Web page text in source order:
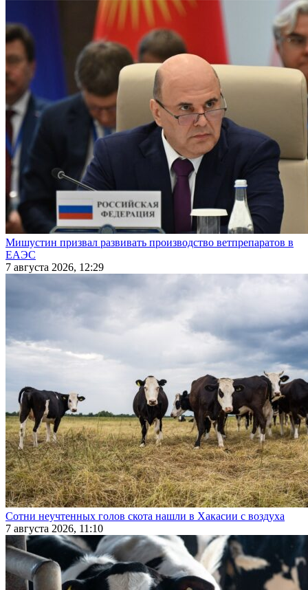
Мишустин призвал развивать производство ветпрепаратов в
ЕАЭС
7 августа 2026, 12:29
Сотни неучтенных голов скота нашли в Хакасии с воздуха
7 августа 2026, 11:10